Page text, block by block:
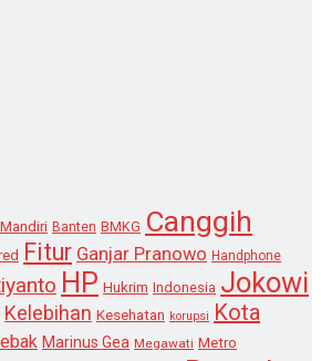
Banten BMKG Canggih
Fitur Ganjar Pranowo Handphone
HP Hukrim Indonesia Jokowi
Kelebihan Kesehatan korupsi Kota
Marinus Gea Megawati Metro